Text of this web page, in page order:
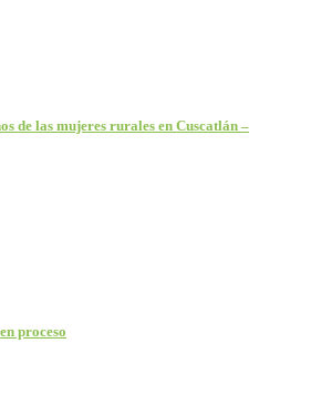
de las mujeres rurales en Cuscatlán –
proceso